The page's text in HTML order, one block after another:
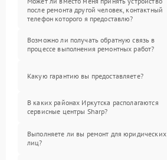
после ремонта другой человек, контактный
телефон которого я предоставлю?
Возможно ли получать обратную связь в
процессе выполнения ремонтных работ?
Какую гарантию вы предоставляете?
В каких районах Иркутска располагаются
сервисные центры Sharp?
Выполняете ли вы ремонт для юридических
лиц?